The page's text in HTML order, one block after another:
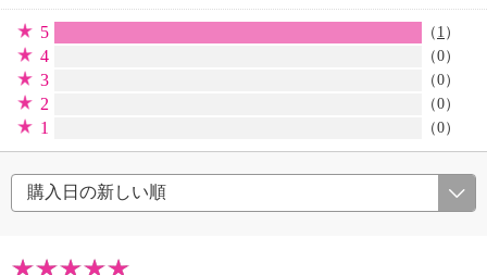
5 （ 1 ）
4 （0）
3 （0）
2 （0）
1 （0）